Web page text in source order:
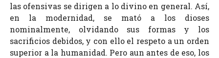
las ofensivas se dirigen a lo divino en general. Así,
en la modernidad, se mató a los dioses
nominalmente, olvidando sus formas y los
sacrificios debidos, y con ello el respeto a un orden
superior a la humanidad. Pero aun antes de eso, los